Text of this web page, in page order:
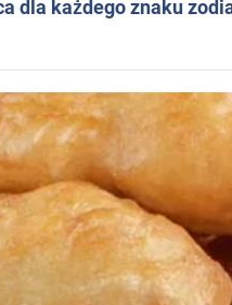
dla każdego znaku